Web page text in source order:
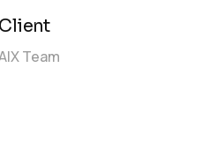
Client
Team